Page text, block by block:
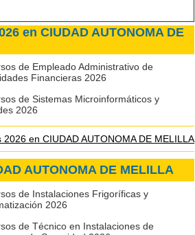
en CIUDAD AUTONOMA DE
de Empleado Administrativo de
Financieras 2026
de Sistemas Microinformáticos y
2026
en CIUDAD AUTONOMA DE MELILLA
AUTONOMA DE MELILLA
de Instalaciones Frigoríficas y
2026
de Técnico en Instalaciones de